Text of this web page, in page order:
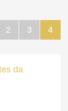
2 3 4